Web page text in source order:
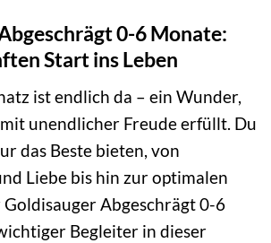
0-6 Monate:
Start ins Leben
ist endlich da – ein Wunder,
mit unendlicher Freude erfüllt. Du
das Beste bieten, von
Liebe bis hin zur optimalen
Goldisauger Abgeschrägt 0-6
Begleiter in dieser